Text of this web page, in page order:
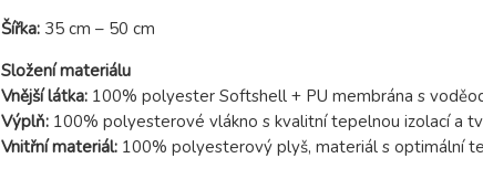
Šířka: 35 cm – 50 cm
Složení materiálu
Vnější látka: 100% polyester Softshell + PU membrána s
Výplň: 100% polyesterové vlákno s kvalitní tepelnou izolací a
Vnitřní materiál: 100% polyesterový plyš, materiál s optimální